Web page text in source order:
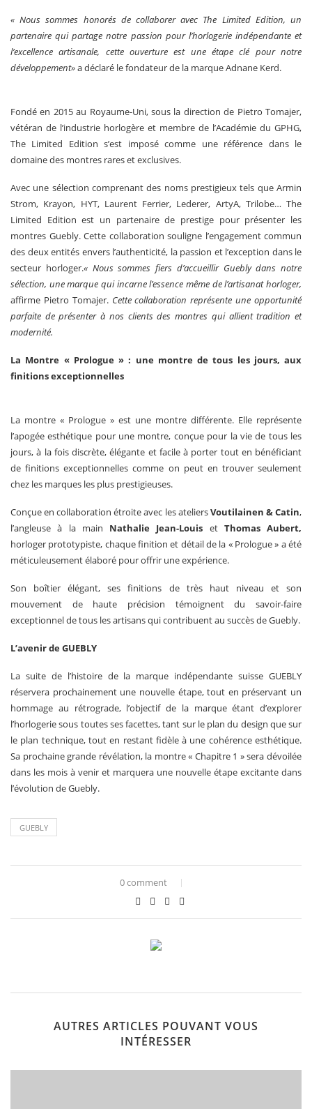
« Nous sommes honorés de collaborer avec The Limited Edition, un
partenaire qui partage notre passion pour l’horlogerie indépendante et
l’excellence artisanale, cette ouverture est une étape clé pour notre
développement»a déclaré le fondateur de la marque Adnane Kerd.
Fondé en 2015 au Royaume-Uni, sous la direction de Pietro Tomajer,
vétéran de l’industrie horlogère et membre de l’Académie du GPHG,
The Limited Edition s’est imposé comme une référence dans le
domaine des montres rares et exclusives.
Avec une sélection comprenant des noms prestigieux tels que Armin
Strom, Krayon, HYT, Laurent Ferrier, Lederer, ArtyA, Trilobe… The
Limited Edition est un partenaire de prestige pour présenter les
montres Guebly. Cette collaboration souligne l’engagement commun
des deux entités envers l’authenticité, la passion et l’exception dans le
secteur horloger.« Nous sommes fiers d’accueillir Guebly dans notre
sélection, une marque qui incarne l’essence même de l’artisanat horloger,
affirme Pietro Tomajer. Cette collaboration représente une opportunité
parfaite de présenter à nos clients des montres qui allient tradition et
modernité.
La Montre « Prologue » : une montre de tous les jours, aux
finitions exceptionnelles
La montre « Prologue » est une montre différente. Elle représente
l’apogée esthétique pour une montre, conçue pour la vie de tous les
jours, à la fois discrète, élégante et facile à porter tout en bénéficiant
de finitions exceptionnelles comme on peut en trouver seulement
chez les marques les plus prestigieuses.
Conçue en collaboration étroite avec les ateliersVoutilainen & Catin,
l’angleuse à la main Nathalie Jean-Louis etThomas Aubert,
horloger prototypiste, chaque finition et détail de la « Prologue » a été
méticuleusement élaboré pour offrir une expérience.
Son boîtier élégant, ses finitions de très haut niveau et son
mouvement de haute précision témoignent du savoir-faire
exceptionnel de tous les artisans qui contribuent au succès de Guebly.
L’avenir de GUEBLY
La suite de l’histoire de la marque indépendante suisse GUEBLY
réservera prochainement une nouvelle étape, tout en préservant un
hommage au rétrograde, l’objectif de la marque étant d’explorer
l’horlogerie sous toutes ses facettes, tant sur le plan du design que sur
le plan technique, tout en restant fidèle à une cohérence esthétique.
Sa prochaine grande révélation, la montre « Chapitre 1 » sera dévoilée
dans les mois à venir et marquera une nouvelle étape excitante dans
l’évolution de Guebly.
GUEBLY
0 comment
AUTRES ARTICLES POUVANT VOUS
INTÉRESSER